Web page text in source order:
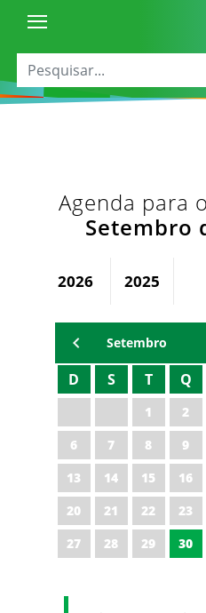
Agenda para
Setembro
2026 2025
Setembro
D S T Q
1 2
6
7 8 9
13
14 15 16
20
21 22 23
27
28 29 30